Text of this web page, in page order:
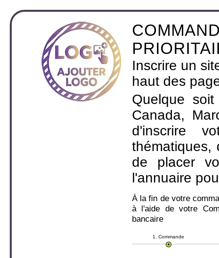
Inscrire un
haut des
Quelque
Canada,
d'inscrire
thématiques,
de placer
l'annuaire
À la fin de votre
à l'aide de votre
bancaire
1. Commande